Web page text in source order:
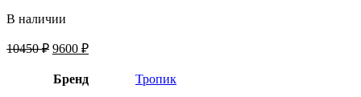
В наличии
10450₽ 9600 ₽
Бренд Тропик